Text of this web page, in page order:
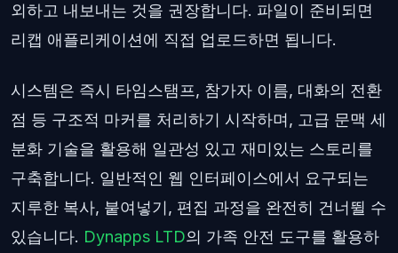
외하고 내보내는 것을 권장합니다. 파일이 준비되면
리캡 애플리케이션에 직접 업로드하면 됩니다.
시스템은 즉시 타임스탬프, 참가자 이름, 대화의 전환
점 등 구조적 마커를 처리하기 시작하며, 고급 문맥 세
분화 기술을 활용해 일관성 있고 재미있는 스토리를
구축합니다. 일반적인 웹 인터페이스에서 요구되는
지루한 복사, 붙여넣기, 편집 과정을 완전히 건너뛸 수
있습니다. Dynapps LTD의 가족 안전 도구를 활용하